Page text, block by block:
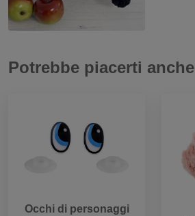
Potrebbe piacerti anche
Occhi di personaggi